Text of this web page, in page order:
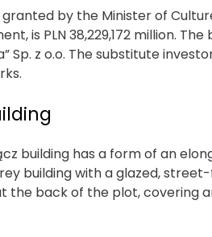
by the Minister of
is PLN 38,229,172 million.
z o.o. The substitute
building has a form of an
building with a glazed,
the back of the plot, covering